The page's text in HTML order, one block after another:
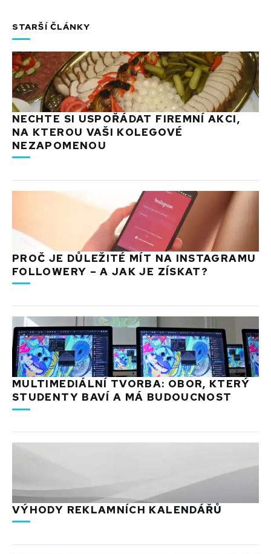
STARŠÍ ČLÁNKY
NECHTE SI USPOŘÁDAT FIREMNÍ AKCI,
NA KTEROU VAŠI KOLEGOVÉ
NEZAPOMENOU
PROČ JE DŮLEŽITÉ MÍT NA INSTAGRAMU
FOLLOWERY – A JAK JE ZÍSKAT?
MULTIMEDIÁLNÍ TVORBA: OBOR, KTERÝ
STUDENTY BAVÍ A MÁ BUDOUCNOST
VÝHODY REKLAMNÍCH KALENDÁŘŮ